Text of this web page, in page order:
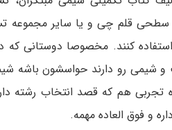
سطحی قلم چی و یا سایر
کنند. مخصوصا دوستانی که
تجربی هم که قصد انتخاب رشته